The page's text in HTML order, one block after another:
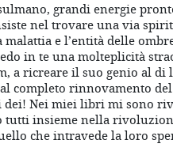
grandi energie
nel trovare una via
e l’entità delle
in te una molteplicità
a ricreare il suo genio al di
completo rinnovamento
dei! Nei miei libri mi sono
tutti insieme nella
che intravede la loro